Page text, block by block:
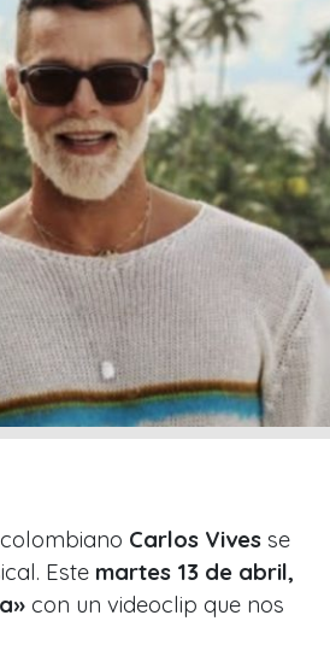
Carlos Vives se
Este martes 13 de abril,
con un videoclip que nos